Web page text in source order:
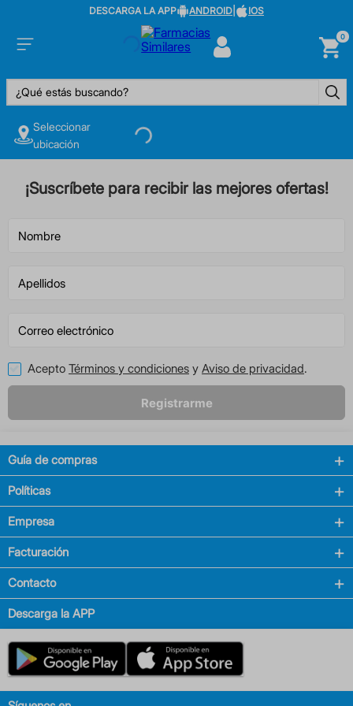
DESCARGA LA APP ANDROID IOS
0
¿Qué estás buscando?
Seleccionar
ubicación
¡Suscríbete para recibir las mejores ofertas!
Acepto Términos y condiciones y Aviso de privacidad.
Registrarme
Guía de compras
Políticas
Empresa
Facturación
Contacto
Descarga la APP